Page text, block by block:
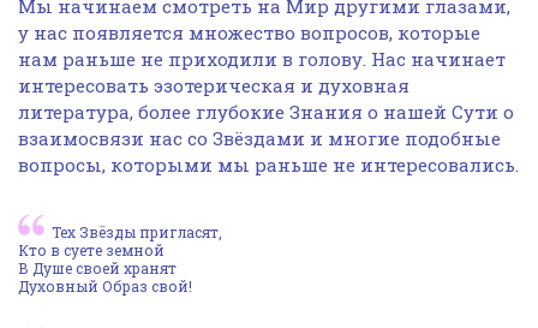
Мы начинаем смотреть на Мир другими глазами,
у нас появляется множество вопросов, которые
нам раньше не приходили в голову. Нас начинает
интересовать эзотерическая и духовная
литература, более глубокие Знания о нашей Сути о
взаимосвязи нас со Звёздами и многие подобные
вопросы, которыми мы раньше не интересовались.
Тех Звёзды пригласят,
Кто в суете земной
В Душе своей хранят
Духовный Образ свой!